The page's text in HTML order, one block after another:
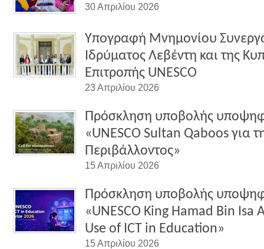
30 Απριλίου 2026
Υπογραφή Μνημονίου
Ιδρύματος Λεβέντη και της
Επιτροπής UNESCO
23 Απριλίου 2026
Πρόσκληση υποβολής
«UNESCO Sultan Qaboos για
Περιβάλλοντος»
15 Απριλίου 2026
Πρόσκληση υποβολής
«UNESCO King Hamad Bin Isa
Use of ICT in Education»
15 Απριλίου 2026